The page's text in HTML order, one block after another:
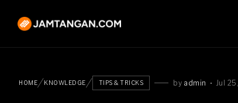
HOME KNOWLEDGE TIPS & TRICKS by admin Jul